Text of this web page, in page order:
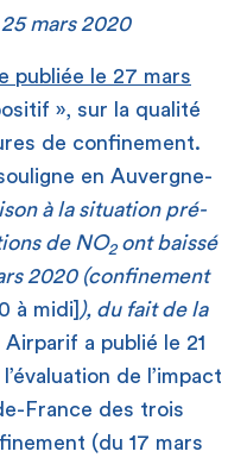
mars 2020
publiée le 27 mars
», sur la qualité
de confinement.
en Auvergne-
à la situation pré-
de NO2ont baissé
2020 (confinement
à midi] ), du fait de la
a publié le 21
de l’impact
France des trois
(du 17 mars